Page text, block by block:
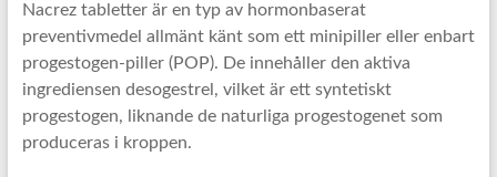
Nacrez tabletter är en typ av hormonbaserat
preventivmedel allmänt känt som ett minipiller eller enbart
progestogen-piller (POP). De innehåller den aktiva
ingrediensen desogestrel, vilket är ett syntetiskt
progestogen, liknande de naturliga progestogenet som
produceras i kroppen.